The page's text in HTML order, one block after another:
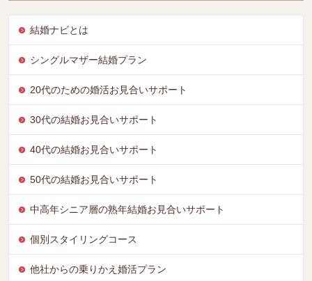
結婚ナビとは
シングルマザー結婚プラン
20代のための婚活お見合いサポート
30代の結婚お見合いサポート
40代の結婚お見合いサポート
50代の結婚お見合いサポート
中高年シニア層の熟年結婚お見合いサポート
個別スタイリングコース
他社からの乗りかえ婚活プラン